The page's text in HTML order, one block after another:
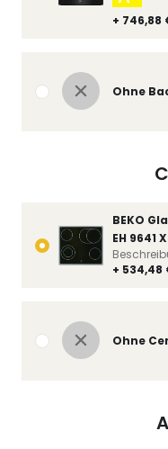
+ 746,88
Ohne
BEKO
EH 9641
+ 534,48
Ohne